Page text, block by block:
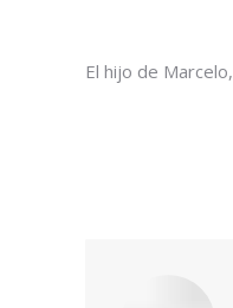
El hijo de